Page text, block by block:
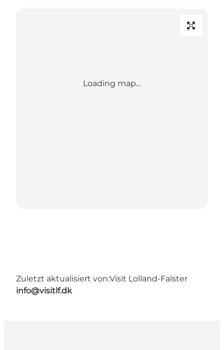
Loading map...
Zuletzt aktualisiert von:Visit Lolland-Falster
info@visitlf.dk